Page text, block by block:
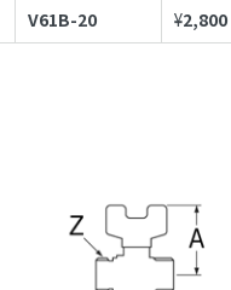
V61B-20 ¥2,800